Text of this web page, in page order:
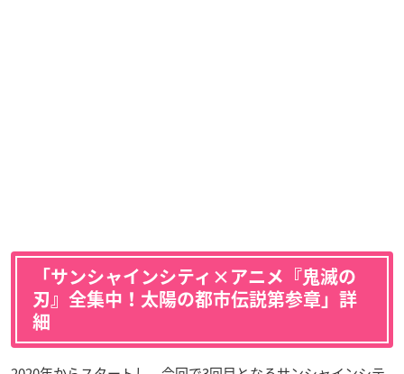
「サンシャインシティ×アニメ『鬼滅の
刃』全集中！太陽の都市伝説第参章」詳
細